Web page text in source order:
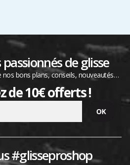
de glisse
nos bons plans, conseils, nouveautés…
de 10€ offerts !
#glisseproshop